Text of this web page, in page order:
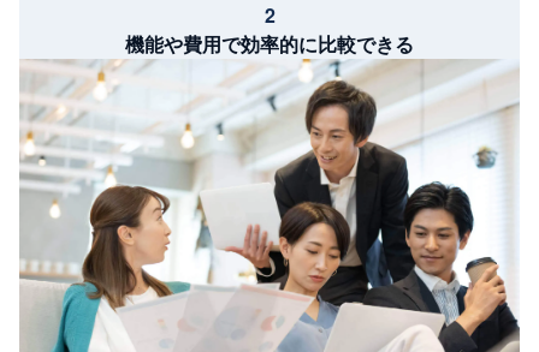
2
機能や費用で効率的に比較できる